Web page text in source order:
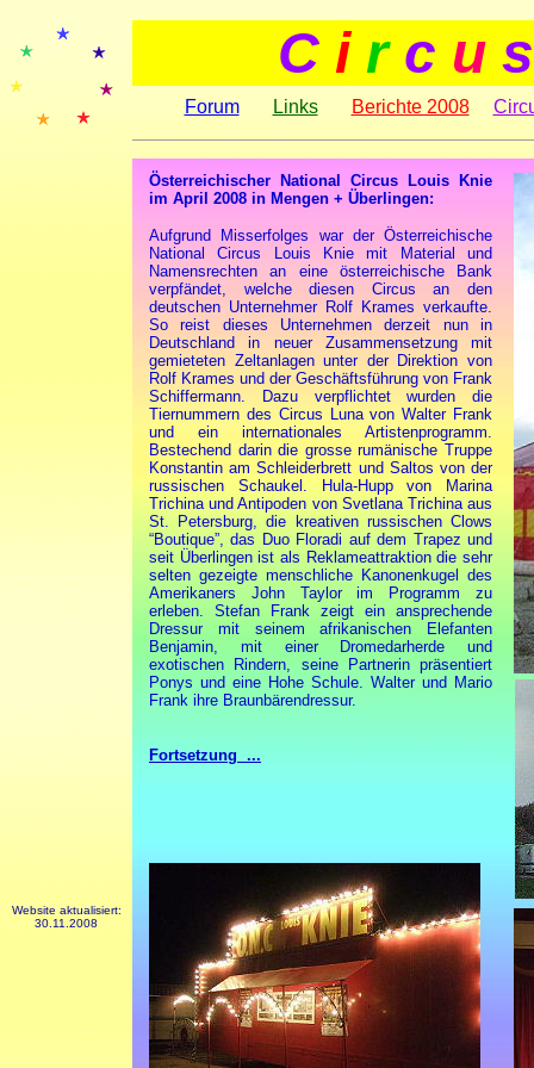
Website aktualisiert:
30.11.2008
C i r c u s
Forum Links Berichte 2008
Österreichischer National Circus Louis Knie
im April 2008 in Mengen + Überlingen:
Aufgrund Misserfolges war der Österreichische
National Circus Louis Knie mit Material und
Namensrechten an eine österreichische Bank
verpfändet, welche diesen Circus an den
deutschen Unternehmer Rolf Krames verkaufte.
So reist dieses Unternehmen derzeit nun in
Deutschland in neuer Zusammensetzung mit
gemieteten Zeltanlagen unter der Direktion von
Rolf Krames und der Geschäftsführung von Frank
Schiffermann. Dazu verpflichtet wurden die
Tiernummern des Circus Luna von Walter Frank
und ein internationales Artistenprogramm.
Bestechend darin die grosse rumänische Truppe
Konstantin am Schleiderbrett und Saltos von der
russischen Schaukel. Hula-Hupp von Marina
Trichina und Antipoden von Svetlana Trichina aus
St. Petersburg, die kreativen russischen Clows
“Boutique”, das Duo Floradi auf dem Trapez und
seit Überlingen ist als Reklameattraktion die sehr
selten gezeigte menschliche Kanonenkugel des
Amerikaners John Taylor im Programm zu
erleben. Stefan Frank zeigt ein ansprechende
Dressur mit seinem afrikanischen Elefanten
Benjamin, mit einer Dromedarherde und
exotischen Rindern, seine Partnerin präsentiert
Ponys und eine Hohe Schule. Walter und Mario
Frank ihre Braunbärendressur.
Fortsetzung ...